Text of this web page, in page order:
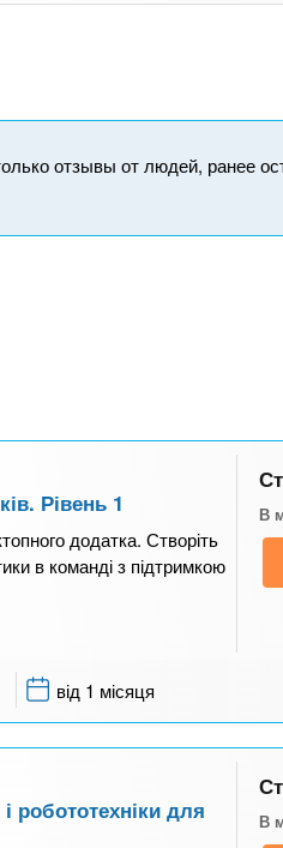
отзывы от людей, ранее
Рівень 1
додатка. Створіть
в команді з підтримкою
В
від 1 місяця
робототехніки для
В